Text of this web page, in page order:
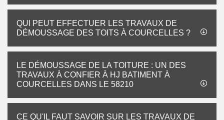
QUI PEUT EFFECTUER LES TRAVAUX DE
DÉMOUSSAGE DES TOITS À COURCELLES ?
LE DÉMOUSSAGE DE LA TOITURE : UN DES
TRAVAUX À CONFIER À HJ BATIMENT À
COURCELLES DANS LE 58210
CE QU'IL FAUT SAVOIR SUR LES TRAVAUX DE